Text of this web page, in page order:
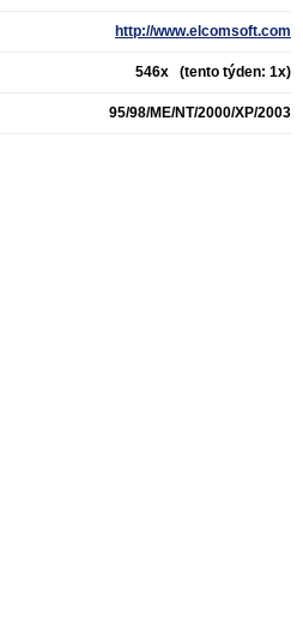
http://www.elcomsoft.com
546x (tento týden: 1x)
95/98/ME/NT/2000/XP/2003